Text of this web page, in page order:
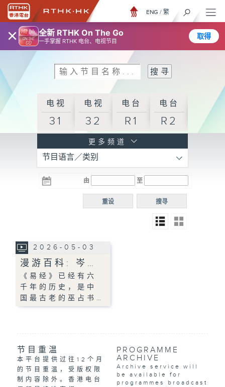
× 全新 RTHK On The Go
一手掌握 RTHK 电台、电视节目
取得
ENG / 繁
电视
31
电视
32
电台
R1
电台
R2
R3
电台 电台
R5
电台
普通
更多频道
节目语言／类别
由 至
搜寻
重设
2026-05-03
漫游百科: 岑…
《易经》已经有六
千年的历史，是中
国最古老的巫占书…
节目重温
本平台提供过往12个月
的节目重温，受版权限
制内容除外。香港电台
PROGRAMME
ARCHIVE
Archive service will
be available for
programmes broadcast